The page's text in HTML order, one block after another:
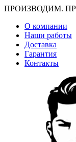
ПРОИЗВОДИМ.
О компании
Наши работы
Доставка
Гарантия
Контакты